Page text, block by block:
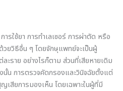
รใช้ยา การทำเลเซอร์ การผ่าตัด หรือ
ยวิธีอื่น ๆ โดยจักษุแพทย์จะเป็นผู้
ราย อย่างไรก็ตาม ส่วนที่เสียหายเดิม
นั้น การตรวจคัดกรองและวินิจฉัยตั้งแต่
เสียการมองเห็น โดยเฉพาะในผู้ที่มี